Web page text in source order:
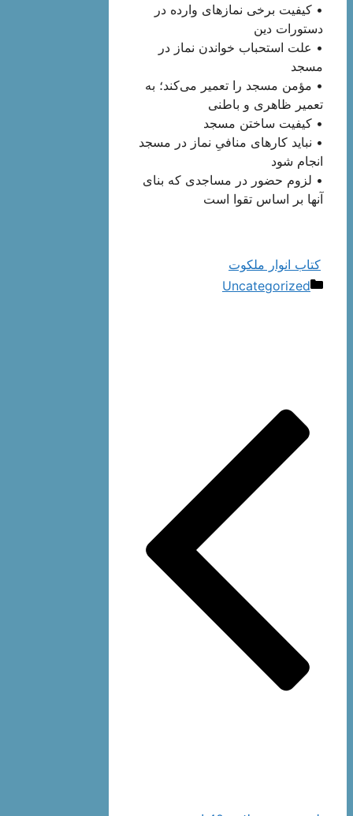
• کیفیت برخی نمازهای وارده در
دستورات دین
• علت استحباب خواندن نماز در
مسجد
• مؤمن مسجد را تعمیر می‌کند؛ به
تعمیر ظاهری و باطنی
• کیفیت ساختن مسجد
• نباید کارهای منافیِ نماز در مسجد
انجام شود
• لزوم حضور در مساجدی که بنای
آنها بر اساس تقوا است
کتاب انوار ملکوت
دسته‌ها
Uncategorized